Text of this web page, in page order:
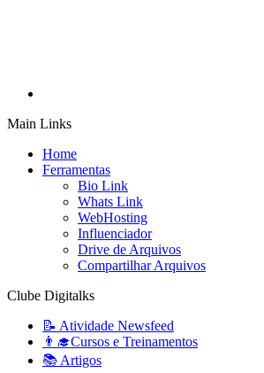
Main Links
Home
Ferramentas
Bio Link
Whats Link
WebHosting
Influenciador
Drive de Arquivos
Compartilhar Arquivos
Clube Digitalks
📝 Atividade Newsfeed
👨‍🎓Cursos e Treinamentos
📚 Artigos